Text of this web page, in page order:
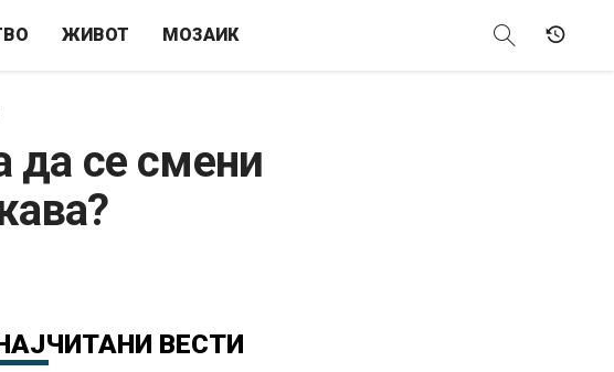
ЖИВОТ МОЗАИК
да се смени
ВЕСТИ